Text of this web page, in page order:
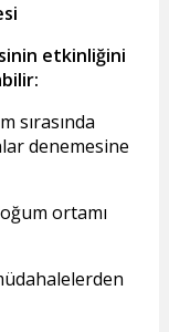
etkinliğini
sırasında
denemesine
ortamı